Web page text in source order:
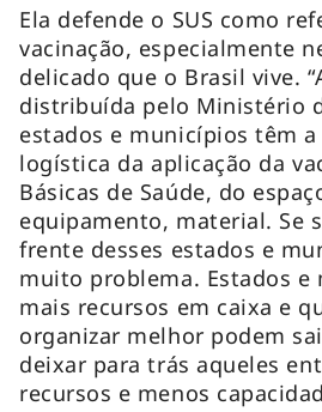
Ela defende o SUS como
vacinação, especialmente
delicado que o Brasil vive.
distribuída pelo Ministério
estados e municípios têm
logística da aplicação da
Básicas de Saúde, do
equipamento, material. Se
frente desses estados e
muito problema. Estados e
mais recursos em caixa e
organizar melhor podem
deixar para trás aqueles
recursos e menos